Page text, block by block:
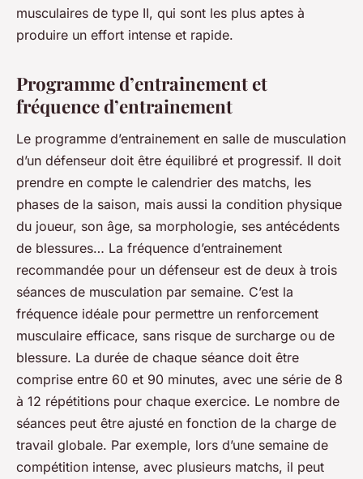
musculaires de type II, qui sont les plus aptes à
produire un effort intense et rapide.
Programme d’entrainement et
fréquence d’entrainement
Le programme d’entrainement en salle de musculation
d’un défenseur doit être équilibré et progressif. Il doit
prendre en compte le calendrier des matchs, les
phases de la saison, mais aussi la condition physique
du joueur, son âge, sa morphologie, ses antécédents
de blessures… La fréquence d’entrainement
recommandée pour un défenseur est de deux à trois
séances de musculation par semaine. C’est la
fréquence idéale pour permettre un renforcement
musculaire efficace, sans risque de surcharge ou de
blessure. La durée de chaque séance doit être
comprise entre 60 et 90 minutes, avec une série de 8
à 12 répétitions pour chaque exercice. Le nombre de
séances peut être ajusté en fonction de la charge de
travail globale. Par exemple, lors d’une semaine de
compétition intense, avec plusieurs matchs, il peut